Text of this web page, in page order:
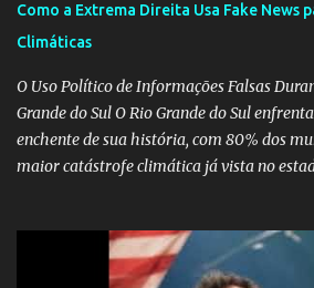
Como a Extrema Direita Usa Fake News
Climáticas
O Uso Político de Informações Falsas
Grande do Sul O Rio Grande do Sul
enchente de sua história, com 80% dos
maior catástrofe climática já vista no
voluntários e das forças governamentais,
nas operações de salvamento. O receio é